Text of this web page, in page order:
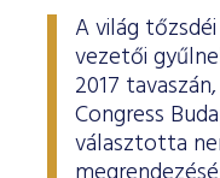
A világ
vezetői
2017
Congress
választotta